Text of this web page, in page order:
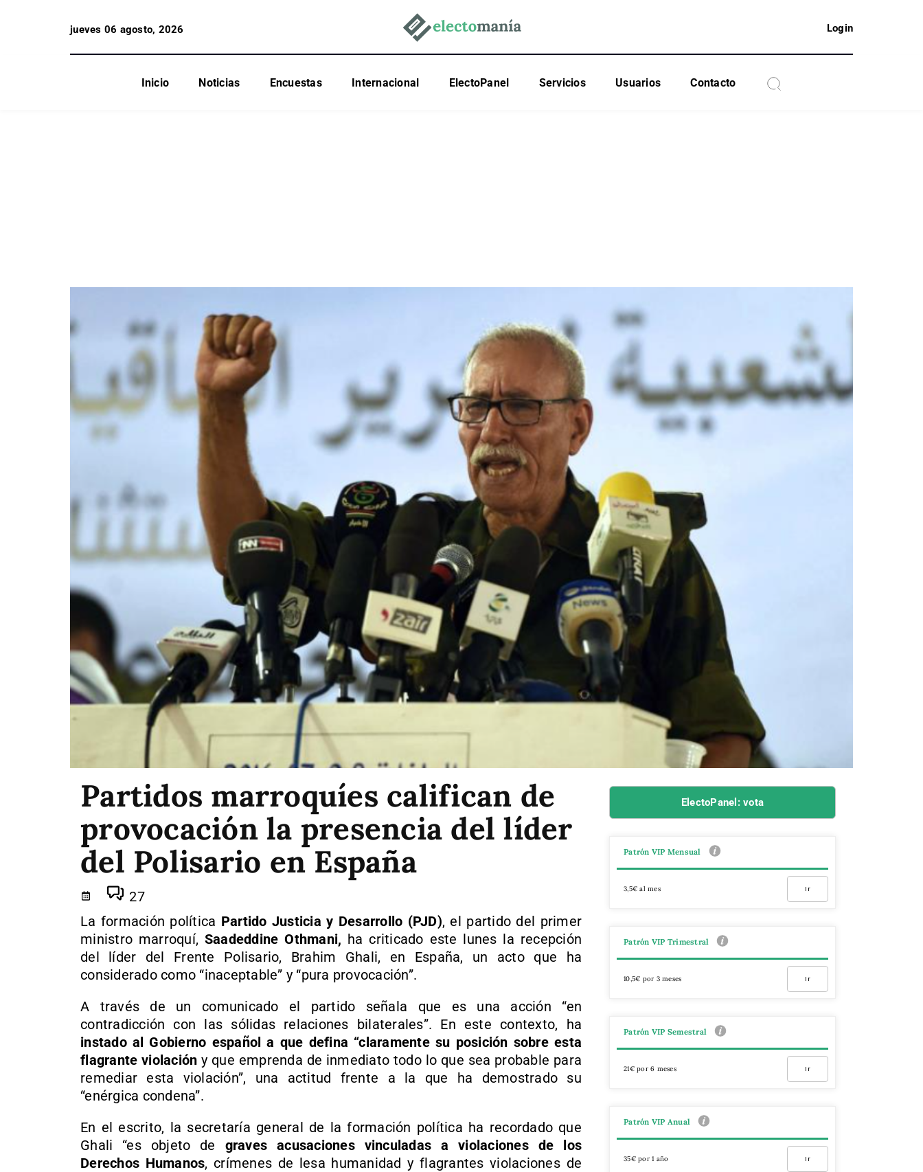
jueves 06 agosto, 2026 Login
Inicio Noticias Encuestas Internacional ElectoPanel Servicios Usuarios Contacto
Partidos marroquíes califican de
provocación la presencia del líder
del Polisario en España
27
La formación política Partido Justicia y Desarrollo (PJD), el partido del primer
ministro marroquí, Saadeddine Othmani, ha criticado este lunes la recepción
del líder del Frente Polisario, Brahim Ghali, en España, un acto que ha
considerado como “inaceptable” y “pura provocación”.
A través de un comunicado el partido señala que es una acción “en
contradicción con las sólidas relaciones bilaterales”. En este contexto, ha
instado al Gobierno español a que defina “claramente su posición sobre esta
flagrante violación y que emprenda de inmediato todo lo que sea probable para
remediar esta violación”, una actitud frente a la que ha demostrado su
“enérgica condena”.
En el escrito, la secretaría general de la formación política ha recordado que
Ghali “es objeto de graves acusaciones vinculadas a violaciones de los
Derechos Humanos, crímenes de lesa humanidad y flagrantes violaciones de
ElectoPanel: vota
Patrón VIP Mensual
3,5€ al mes Ir
Patrón VIP Trimestral
10,5€ por 3 meses Ir
Patrón VIP Semestral
21€ por 6 meses Ir
Patrón VIP Anual
35€ por 1 año Ir